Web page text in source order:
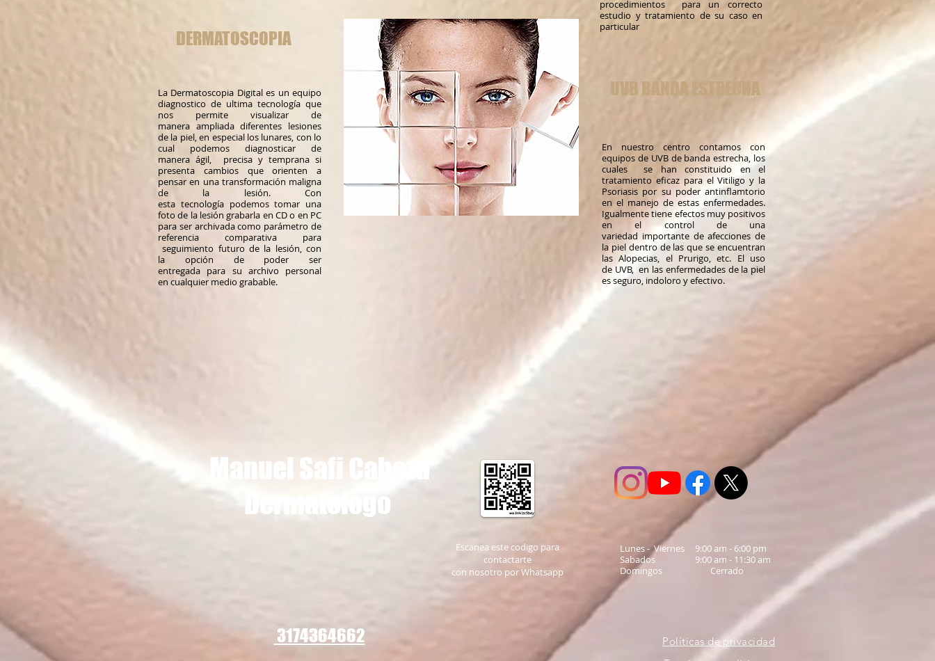
DERMATOSCOPIA
La Dermatoscopia Digital es un equipo
diagnostico de ultima tecnología que
nos permite visualizar de
manera ampliada diferentes lesiones
de la piel, en especial los lunares, con lo
cual podemos diagnosticar de
manera ágil, precisa y temprana si
presenta cambios que orienten a
pensar en una transformación maligna
de la lesión. Con
esta tecnología podemos tomar una
foto de la lesión grabarla en CD o en PC
para ser archivada como parámetro de
referencia comparativa para
seguimiento futuro de la lesión, con
la opción de poder ser
entregada para su archivo personal
en cualquier medio grabable.
procedimientos para un correcto
estudio y tratamiento de su caso en
particular
UVB BANDA ESTRECHA
En nuestro centro contamos con
equipos de UVB de banda estrecha, los
cuales se han constituido en el
tratamiento eficaz para el Vitiligo y la
Psoriasis por su poder antinflamtorio
en el manejo de estas enfermedades.
Igualmente tiene efectos muy positivos
en el control de una
variedad importante de afecciones de
la piel dentro de las que se encuentran
las Alopecias, el Prurigo, etc. El uso
de UVB, en las enfermedades de la piel
es seguro, indoloro y efectivo.
Manuel Safi Cabeza
Dermatologo
Escanea este codigo para
contactarte
con nosotro por Whatsapp
3174364662
Lunes - Viernes 9:00 am - 6:00 pm
Sabados 9:00 am - 11:30 am
Domingos Cerrado
Políticas de privacidad